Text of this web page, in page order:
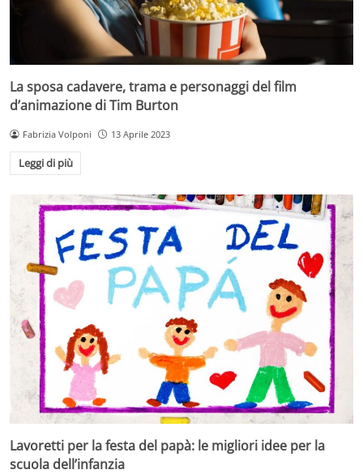
La sposa cadavere, trama e personaggi del film
d’animazione di Tim Burton
Fabrizia Volponi 13 Aprile 2023
Leggi di più
Lavoretti per la festa del papà: le migliori idee per la
scuola dell’infanzia